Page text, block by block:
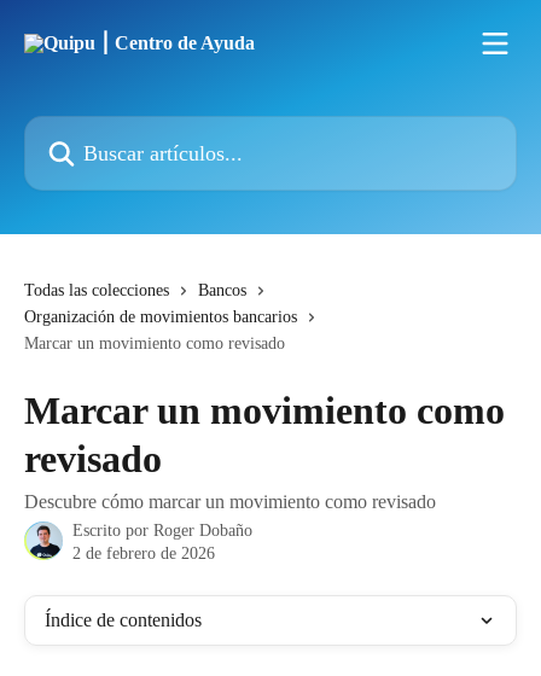
Buscar artículos...
Todas las colecciones
Bancos
Organización de movimientos bancarios
Marcar un movimiento como revisado
Marcar un movimiento como
revisado
Descubre cómo marcar un movimiento como revisado
Escrito por Roger Dobaño
2 de febrero de 2026
Índice de contenidos